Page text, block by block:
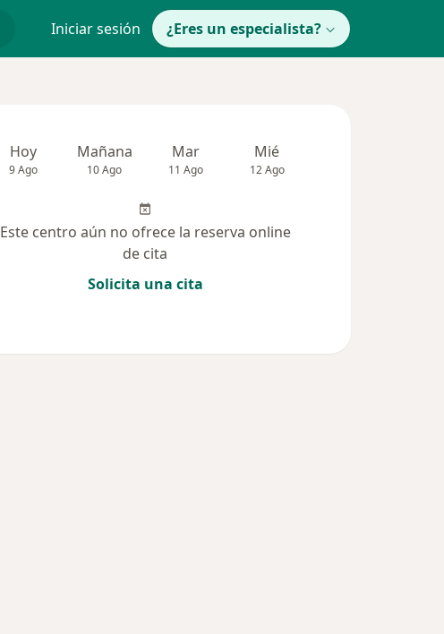
Iniciar sesión ¿Eres un especialista?
Hoy
9 Ago
Mañana
10 Ago
Mar
11 Ago
Mié
12 Ago
Este centro aún no ofrece la reserva online
de cita
Solicita una cita